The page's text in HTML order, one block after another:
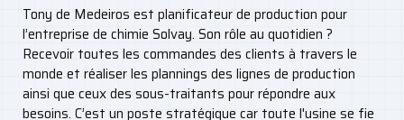
Tony de Medeiros est planificateur de production pour
l’entreprise de chimie Solvay. Son rôle au quotidien ?
Recevoir toutes les commandes des clients à travers le
monde et réaliser les plannings des lignes de production
ainsi que ceux des sous-traitants pour répondre aux
besoins. C’est un poste stratégique car toute l'usine se fie